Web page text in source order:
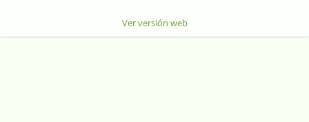
Ver versión web